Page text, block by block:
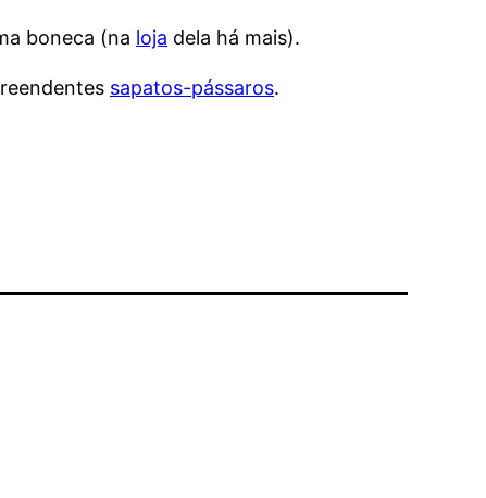
boneca (na loja dela há mais).
sapatos-pássaros.